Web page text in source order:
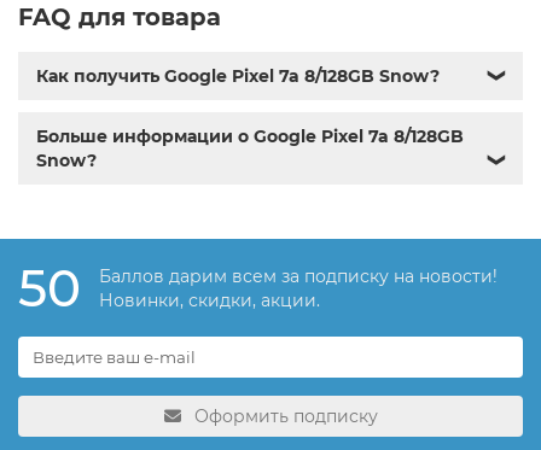
FAQ для товара
Как получить Google Pixel 7a 8/128GB Snow? ❯
Больше информации о Google Pixel 7a 8/128GB
Snow?
❯
50
Баллов дарим всем за подписку на новости!
Новинки, скидки, акции.
Оформить подписку